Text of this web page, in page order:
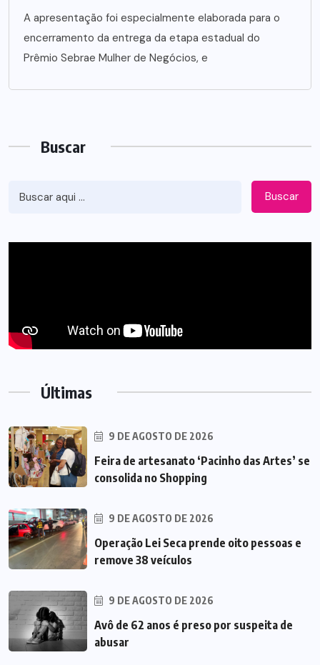
A apresentação foi especialmente elaborada para o
encerramento da entrega da etapa estadual do
Prêmio Sebrae Mulher de Negócios, e
Buscar
Buscar
Últimas
9 DE AGOSTO DE 2026
Feira de artesanato ‘Pacinho das Artes’ se
consolida no Shopping
9 DE AGOSTO DE 2026
Operação Lei Seca prende oito pessoas e
remove 38 veículos
9 DE AGOSTO DE 2026
Avô de 62 anos é preso por suspeita de
abusar